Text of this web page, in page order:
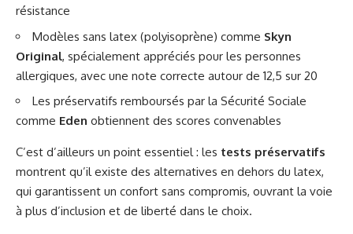
résistance
Modèles sans latex (polyisoprène) comme Skyn
Original, spécialement appréciés pour les personnes
allergiques, avec une note correcte autour de 12,5 sur 20
Les préservatifs remboursés par la Sécurité Sociale
comme Eden obtiennent des scores convenables
C’est d’ailleurs un point essentiel : les tests préservatifs
montrent qu’il existe des alternatives en dehors du latex,
qui garantissent un confort sans compromis, ouvrant la voie
à plus d’inclusion et de liberté dans le choix.